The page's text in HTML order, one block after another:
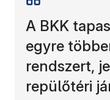
A BKK
egyre
rendszert,
repülőtéri